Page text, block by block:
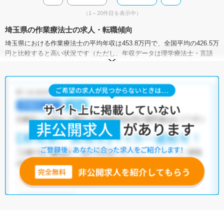
（1～20件目を表示中）
埼玉県の作業療法士の求人・転職傾向
埼玉県における作業療法士の平均年収は453.8万円で、全国平均の426.5万
円と比較すると高い状況です（ただし、年収データは理学療法士・言語
聴覚士・視能訓練士を含む統計値です）。また、作業療法士の求人賃金
有効求人倍率は、全国平均が4.03倍なのに対して、埼玉県は5.56倍。埼玉
県における作業療法士の需要は高いと言えます。加えて、埼玉県には病
院が343施設、クリニックが3,840施設、介護施設が7,974施設あり、作業
療法士として働ける施設が豊富です。一つひとつの求人をしっかりチェ
ックして、希望に合った求人を探してみてください。
マイナビコメディカルには、【車通勤可】【積極採用中】【未経験OK】
など、多種多様な作業療法士の求人がそろっています。さらに、マイナ
ビコメディカルでは、限定求人や非公開求人のご紹介も可能です。ぜひ
一度ご相談ください。
※各種数字情報は2022年9月 マイナビ調べによる